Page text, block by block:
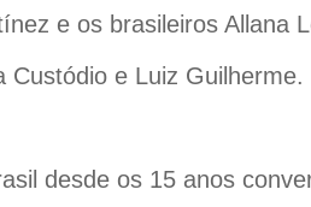
e os brasileiros Allana
Custódio e Luiz Guilherme.
desde os 15 anos